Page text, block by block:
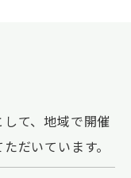
て、地域で開催
だいています。